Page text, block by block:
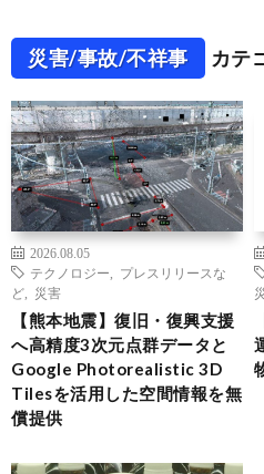
災害/事故/不祥事 カテ
2026.08.05
テクノロジー
プレスリリースな
ど
災害
【熊本地震】復旧・復興支援
へ高精度3次元点群データと
Google Photorealistic 3D
Tilesを活用した空間情報を無
償提供